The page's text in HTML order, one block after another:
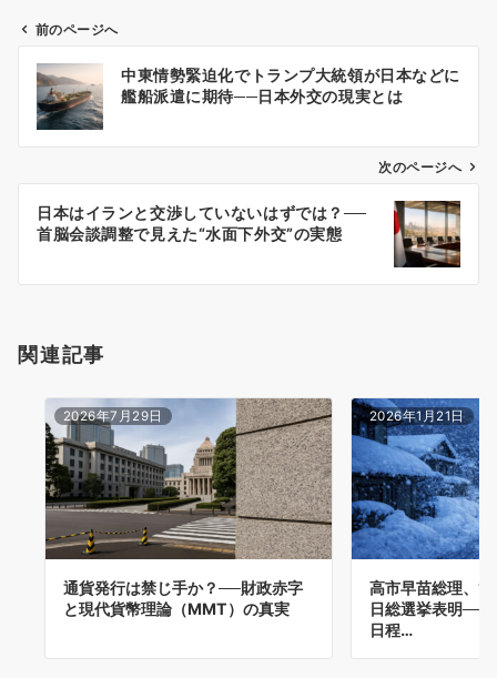
ビ
ン
前のページへ
中東情勢緊迫化でトランプ大統領が日本などに
艦船派遣に期待──日本外交の現実とは
次のページへ
日本はイランと交渉していないはずでは？──
首脳会談調整で見えた“水面下外交”の実態
関連記事
2026年7月29日
通貨発行は禁じ手か？──財政赤字
と現代貨幣理論（MMT）の真実
2026年1月21日
高市早苗総理、1
日総選挙表明──
日程…